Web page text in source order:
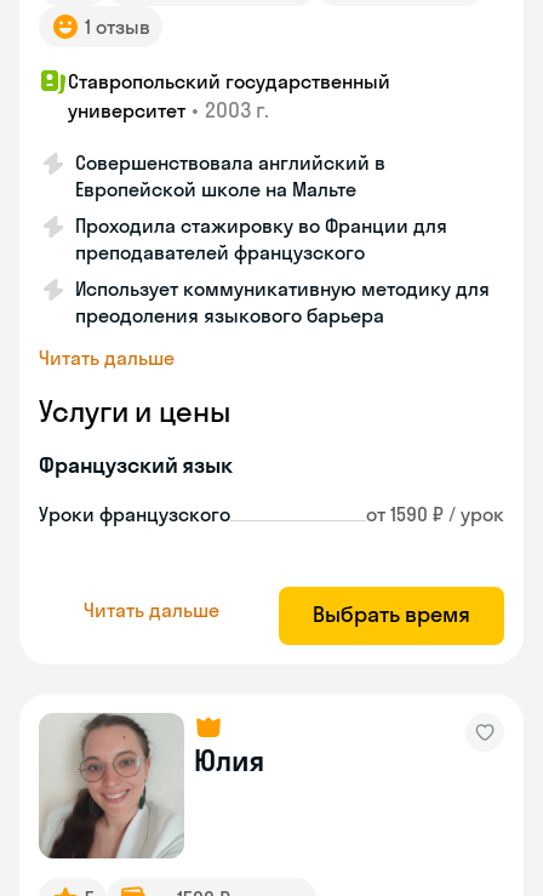
1 отзыв
Ставропольский государственный
университет • 2003 г.
Совершенствовала английский в
Европейской школе на Мальте
Проходила стажировку во Франции для
преподавателей французского
Использует коммуникативную методику для
преодоления языкового барьера
Читать дальше
Услуги и цены
Французский язык
Уроки французского от 1590 ₽ / урок
Читать дальше Выбрать время
Юлия